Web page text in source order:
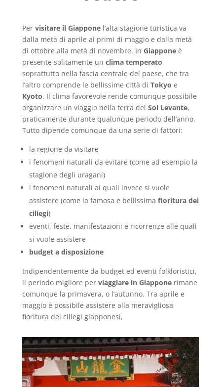
Per visitare il Giapponel’alta stagione turistica va
dalla metà di aprile ai primi di maggio e dalla metà
di ottobre alla metà di novembre. In Giapponeè
presente solitamente un clima temperato,
soprattutto nella fascia centrale del paese, che tra
l’altro comprende le bellissime città di Tokyo e
Kyoto. Il clima favorevole rende comunque possibile
organizzare un viaggio nella terra del Sol Levante,
praticamente durante qualunque periodo dell’anno.
Tutto dipende comunque da una serie di fattori:
la regione da visitare
i fenomeni naturali da evitare (come ad esempio la
stagione degli uragani)
i fenomeni naturali ai quali invece si vuole
assistere (come la famosa e bellissima fioritura dei
ciliegi)
eventi, feste, manifestazioni e ricorrenze alle quali
si vuole assistere
budget a disposizione
Indipendentemente da budget ed eventi folkloristici,
il periodo migliore per viaggiare in Giapponerimane
comunque la primavera, o l’autunno. Tra aprile e
maggio è possibile assistere alla meravigliosa
fioritura dei ciliegi giapponesi,